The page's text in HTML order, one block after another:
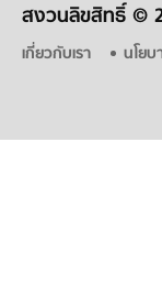
สงวนลิขสิทธิ์ ©
เกี่ยวกับเรา นโย